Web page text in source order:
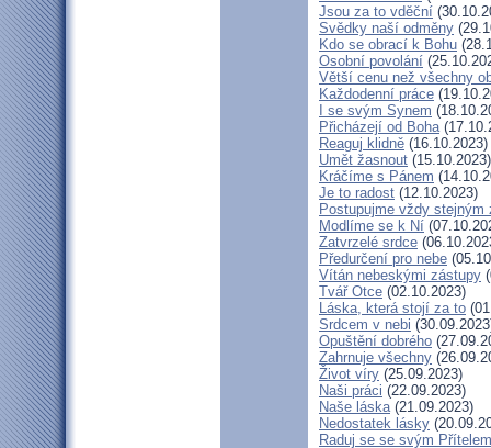
Jsou za to vděční
Svědky naší odměny
Kdo se obrací k Bohu
Osobní povolání
Větší cenu než všechny
Každodenní práce
I se svým Synem
Přicházejí od Boha
Reaguj klidně (16.10.2023)
Umět žasnout (15.10.2023)
Kráčíme s Pánem
Je to radost (12.10.2023)
Postupujme vždy stejným
Modlíme se k Ní
Zatvrzelé srdce
Předurčení pro nebe
Vítán nebeskými zástupy
Tvář Otce (02.10.2023)
Láska, která stojí za to
Srdcem v nebi
Opuštění dobrého
Zahrnuje všechny
Život víry (25.09.2023)
Naši práci (22.09.2023)
Naše láska(21.09.2023)
Nedostatek lásky
Raduj se se svým Přítelem